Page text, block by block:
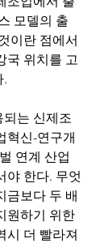
모델의 출
이란 점에서
국 위치를 고
.
는 신제조
혁신-연구개
연계 산업
야 한다. 무엇
금보다 두 배
원하기 위한
시 더 빨라져